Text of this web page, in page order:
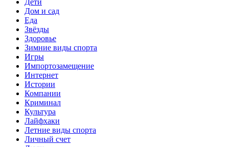
Дети
Дом и сад
Еда
Звёзды
Здоровье
Зимние виды спорта
Игры
Импортозамещение
Интернет
Истории
Компании
Криминал
Культура
Лайфхаки
Летние виды спорта
Личный счет